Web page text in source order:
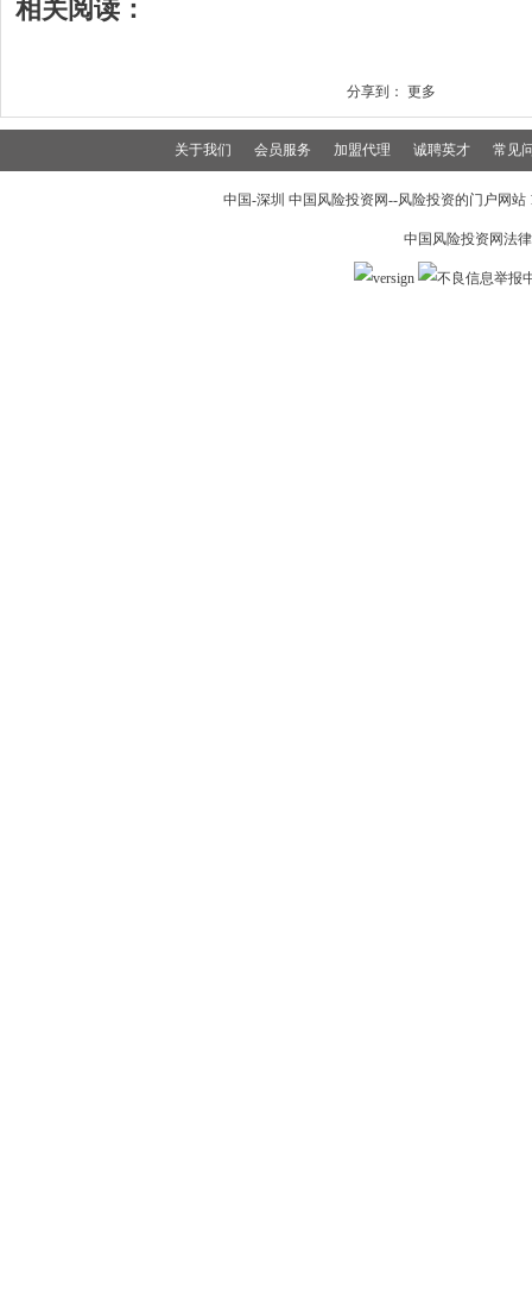
相关阅读：
分享到： 更多
关于我们 会员服务 加盟代理 诚聘英才 常见
中国-深圳 中国风险投资网--风险投资的门户网
中国风险投资网法